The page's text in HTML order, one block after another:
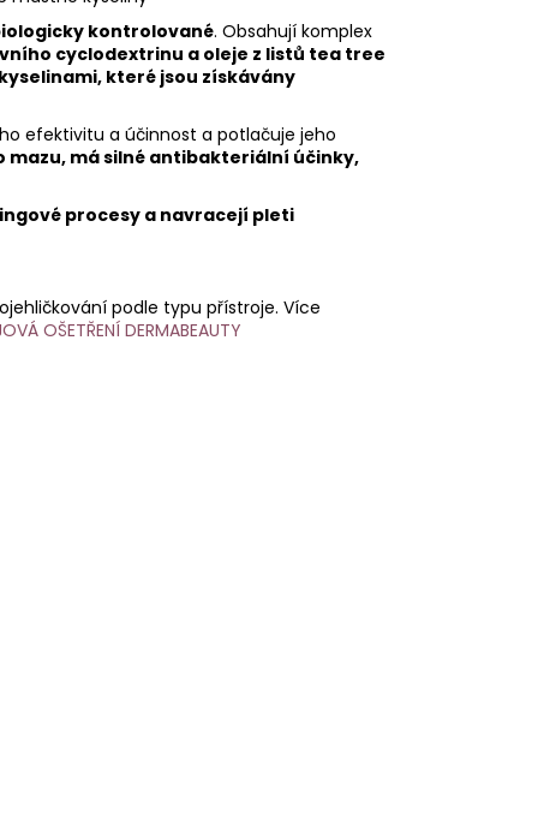
kontrolované. Obsahují komplex
cyclodextrinu a oleje z listů tea tree
které jsou získávány
efektivitu a účinnost a potlačuje jeho
má silné antibakteriální účinky,
procesy a navracejí pleti
podle typu přístroje. Více
OŠETŘENÍ DERMABEAUTY